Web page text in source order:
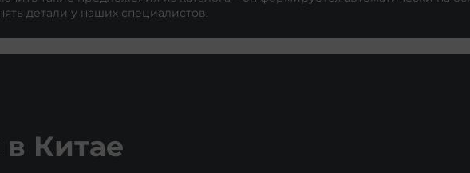
детали у наших специалистов.
Китае